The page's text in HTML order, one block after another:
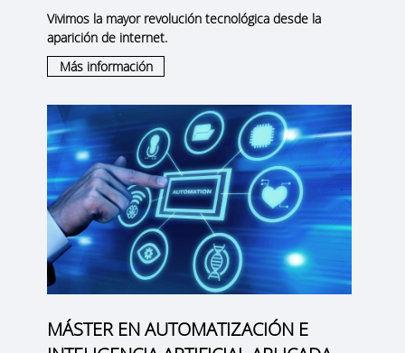
Vivimos la mayor revolución tecnológica desde la
aparición de internet.
Más información
MÁSTER EN AUTOMATIZACIÓN E